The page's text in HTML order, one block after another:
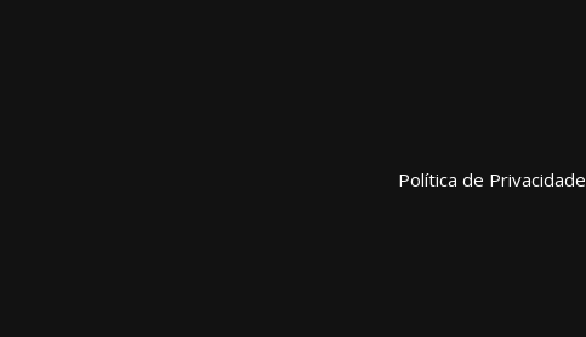
Política de Privacidade